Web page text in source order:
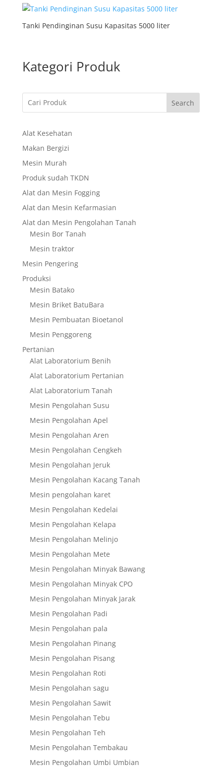
Tanki Pendinginan Susu Kapasitas 5000 liter
Kategori Produk
Search
Alat Kesehatan
Makan Bergizi
Mesin Murah
Produk sudah TKDN
Alat dan Mesin Fogging
Alat dan Mesin Kefarmasian
Alat dan Mesin Pengolahan Tanah
Mesin Bor Tanah
Mesin traktor
Mesin Pengering
Produksi
Mesin Batako
Mesin Briket BatuBara
Mesin Pembuatan Bioetanol
Mesin Penggoreng
Pertanian
Alat Laboratorium Benih
Alat Laboratorium Pertanian
Alat Laboratorium Tanah
Mesin Pengolahan Susu
Mesin Pengolahan Apel
Mesin Pengolahan Aren
Mesin Pengolahan Cengkeh
Mesin Pengolahan Jeruk
Mesin Pengolahan Kacang Tanah
Mesin pengolahan karet
Mesin Pengolahan Kedelai
Mesin Pengolahan Kelapa
Mesin Pengolahan Melinjo
Mesin Pengolahan Mete
Mesin Pengolahan Minyak Bawang
Mesin Pengolahan Minyak CPO
Mesin Pengolahan Minyak Jarak
Mesin Pengolahan Padi
Mesin Pengolahan pala
Mesin Pengolahan Pinang
Mesin Pengolahan Pisang
Mesin Pengolahan Roti
Mesin Pengolahan sagu
Mesin Pengolahan Sawit
Mesin Pengolahan Tebu
Mesin Pengolahan Teh
Mesin Pengolahan Tembakau
Mesin Pengolahan Umbi Umbian